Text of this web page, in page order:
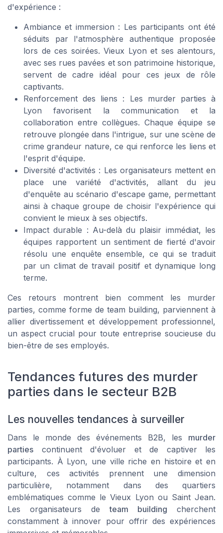
d'expérience :
Ambiance et immersion : Les participants ont été
séduits par l'atmosphère authentique proposée
lors de ces soirées. Vieux Lyon et ses alentours,
avec ses rues pavées et son patrimoine historique,
servent de cadre idéal pour ces jeux de rôle
captivants.
Renforcement des liens : Les murder parties à
Lyon favorisent la communication et la
collaboration entre collègues. Chaque équipe se
retrouve plongée dans l'intrigue, sur une scène de
crime grandeur nature, ce qui renforce les liens et
l'esprit d'équipe.
Diversité d'activités : Les organisateurs mettent en
place une variété d'activités, allant du jeu
d'enquête au scénario d'escape game, permettant
ainsi à chaque groupe de choisir l'expérience qui
convient le mieux à ses objectifs.
Impact durable : Au-delà du plaisir immédiat, les
équipes rapportent un sentiment de fierté d'avoir
résolu une enquête ensemble, ce qui se traduit
par un climat de travail positif et dynamique long
terme.
Ces retours montrent bien comment les murder
parties, comme forme de team building, parviennent à
allier divertissement et développement professionnel,
un aspect crucial pour toute entreprise soucieuse du
bien-être de ses employés.
Tendances futures des murder
parties dans le secteur B2B
Les nouvelles tendances à surveiller
Dans le monde des événements B2B, les murder
parties continuent d'évoluer et de captiver les
participants. À Lyon, une ville riche en histoire et en
culture, ces activités prennent une dimension
particulière, notamment dans des quartiers
emblématiques comme leVieux Lyon ou Saint Jean.
Les organisateurs deteam building cherchent
constamment à innover pour offrir des expériences